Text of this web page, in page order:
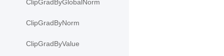
ClipGradByGlobalNorm
ClipGradByNorm
ClipGradByValue